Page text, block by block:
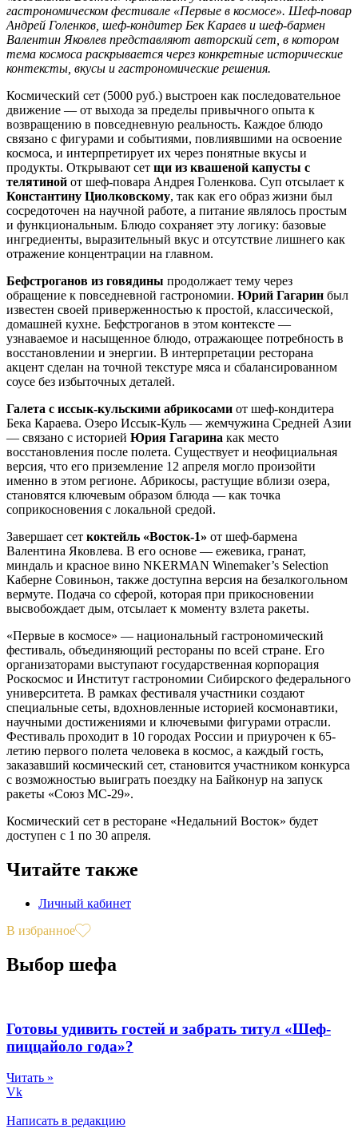
гастрономическом фестивале «Первые в космосе». Шеф-повар
Андрей Голенков, шеф-кондитер Бек Караев и шеф-бармен
Валентин Яковлев представляют авторский сет, в котором
тема космоса раскрывается через конкретные исторические
контексты, вкусы и гастрономические решения.
Космический сет (5000 руб.) выстроен как последовательное
движение — от выхода за пределы привычного опыта к
возвращению в повседневную реальность. Каждое блюдо
связано с фигурами и событиями, повлиявшими на освоение
космоса, и интерпретирует их через понятные вкусы и
продукты. Открывают сет щи из квашеной капусты с
телятиной от шеф-повара Андрея Голенкова. Суп отсылает к
Константину Циолковскому, так как его образ жизни был
сосредоточен на научной работе, а питание являлось простым
и функциональным. Блюдо сохраняет эту логику: базовые
ингредиенты, выразительный вкус и отсутствие лишнего как
отражение концентрации на главном.
Бефстроганов из говядины продолжает тему через
обращение к повседневной гастрономии. Юрий Гагарин был
известен своей приверженностью к простой, классической,
домашней кухне. Бефстроганов в этом контексте —
узнаваемое и насыщенное блюдо, отражающее потребность в
восстановлении и энергии. В интерпретации ресторана
акцент сделан на точной текстуре мяса и сбалансированном
соусе без избыточных деталей.
Галета с иссык-кульскими абрикосами от шеф-кондитера
Бека Караева. Озеро Иссык-Куль — жемчужина Средней Азии
— связано с историей Юрия Гагарина как место
восстановления после полета. Существует и неофициальная
версия, что его приземление 12 апреля могло произойти
именно в этом регионе. Абрикосы, растущие вблизи озера,
становятся ключевым образом блюда — как точка
соприкосновения с локальной средой.
Завершает сет коктейль «Восток-1» от шеф-бармена
Валентина Яковлева. В его основе — ежевика, гранат,
миндаль и красное вино NKERMAN Winemaker’s Selection
Каберне Совиньон, также доступна версия на безалкогольном
вермуте. Подача со сферой, которая при прикосновении
высвобождает дым, отсылает к моменту взлета ракеты.
«Первые в космосе» — национальный гастрономический
фестиваль, объединяющий рестораны по всей стране. Его
организаторами выступают государственная корпорация
Роскосмос и Институт гастрономии Сибирского федерального
университета. В рамках фестиваля участники создают
специальные сеты, вдохновленные историей космонавтики,
научными достижениями и ключевыми фигурами отрасли.
Фестиваль проходит в 10 городах России и приурочен к 65-
летию первого полета человека в космос, а каждый гость,
заказавший космический сет, становится участником конкурса
с возможностью выиграть поездку на Байконур на запуск
ракеты «Союз МС-29».
Космический сет в ресторане «Недальний Восток» будет
доступен с 1 по 30 апреля.
Читайте также
Личный кабинет
В избранное
Выбор шефа
Готовы удивить гостей и забрать титул «Шеф-
пиццайоло года»?
Читать »
Vk
Написать в редакцию